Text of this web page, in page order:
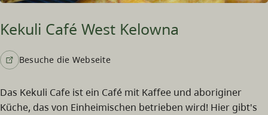
Kekuli Café West Kelowna
Besuche die Webseite
Das Kekuli Cafe ist ein Café mit Kaffee und aboriginer
Küche, das von Einheimischen betrieben wird! Hier gibt's